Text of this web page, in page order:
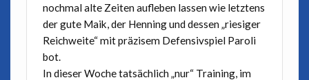
nochmal alte Zeiten aufleben lassen wie letztens
der gute Maik, der Henning und dessen „riesiger
Reichweite“ mit präzisem Defensivspiel Paroli
bot.
In dieser Woche tatsächlich „nur“ Training, im